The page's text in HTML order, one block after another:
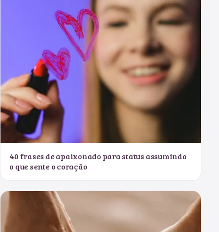
40 frases de apaixonado para status assumindo
o que sente o coração